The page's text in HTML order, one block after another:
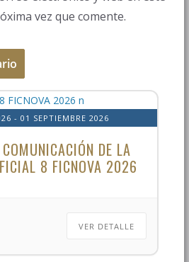
vez que comente.
- 01 SEPTIEMBRE 2026
DE LA
8 FICNOVA 2026
VER DETALLE